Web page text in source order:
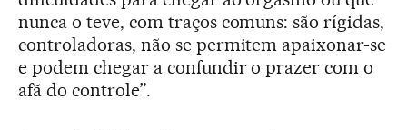
nunca o teve, com traços comuns: são rígidas,
controladoras, não se permitem apaixonar-se
e podem chegar a confundir o prazer com o
afã do controle”.